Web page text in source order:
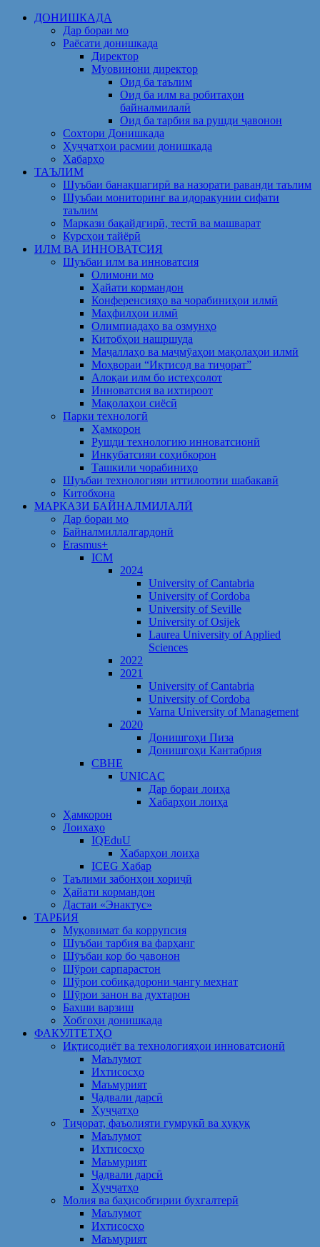
Skip
ДОНИШКАДА
Дар бораи мо
Раёсати донишкада
Директор
Муовинони директор
Оид ба таълим
Оид ба илм ва робитаҳои
байналмилалӣ
Оид ба тарбия ва рушди ҷавонон
Сохтори Донишкада
Ҳуҷҷатҳои расмии донишкада
Хабарҳо
ТАЪЛИМ
Шуъбаи банақшагирӣ ва назорати раванди таълим
Шуъбаи мониторинг ва идоракунии сифати
таълим
Маркази бақайдгирӣ, тестӣ ва машварат
Курсҳои тайёрӣ
ИЛМ ВА ИННОВАТСИЯ
Шуъбаи илм ва инноватсия
Олимони мо
Ҳайати кормандон
Конференсияҳо ва чорабиниҳои илмӣ
Маҳфилҳои илмӣ
Олимпиадаҳо ва озмунҳо
Китобҳои нашршуда
Маҷаллаҳо ва маҷмӯаҳои мақолаҳои илмӣ
Моҳвораи “Иқтисод ва тиҷорат”
Алоқаи илм бо истеҳсолот
Инноватсия ва ихтироот
Мақолаҳои сиёсӣ
Парки технологӣ
Ҳамкорон
Рушди технологию инноватсионӣ
Инкубатсияи соҳибкорон
Ташкили чорабиниҳо
Шуъбаи технологияи иттилоотии шабакавӣ
Китобхона
МАРКАЗИ БАЙНАЛМИЛАЛӢ
Дар бораи мо
Байналмиллалгардонӣ
Erasmus+
ICM
2024
University of Cantabria
University of Cordoba
University of Seville
University of Osijek
Laurea University of Applied
Sciences
2022
2021
University of Cantabria
University of Cordoba
Varna University of Management
2020
Донишгоҳи Пиза
Донишгоҳи Кантабрия
CBHE
UNICAC
Дар бораи лоиҳа
Хабарҳои лоиҳа
Ҳамкорон
Лоихаҳо
IQEduU
Хабарҳои лоиҳа
ICEG Хабар
Таълими забонҳои хориҷӣ
Ҳайати кормандон
Дастаи «Энактус»
ТАРБИЯ
Муқовимат ба коррупсия
Шуъбаи тарбия ва фарҳанг
Шӯъбаи кор бо ҷавонон
Шўрои сарпарастон
Шўрои собиқадорони ҷангу меҳнат
Шӯрои занон ва духтарон
Бахши варзиш
Хобгоҳи донишкада
ФАКУЛТЕТҲО
Иқтисодиёт ва технологияҳои инноватсионӣ
Маълумот
Ихтисосҳо
Маъмурият
Ҷадвали дарсӣ
Ҳуҷҷатҳо
Тиҷорат, фаъолияти гумрукӣ ва ҳуқуқ
Маълумот
Ихтисосҳо
Маъмурият
Ҷадвали дарсӣ
Ҳуҷҷатҳо
Молия ва баҳисобгирии бухгалтерӣ
Маълумот
Ихтисосҳо
Маъмурият